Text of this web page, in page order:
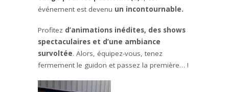
événement est devenu un incontournable.
Profitez d’animations inédites, des shows
spectaculaires et d’une ambiance
survoltée. Alors, équipez-vous, tenez
fermement le guidon et passez la première… !